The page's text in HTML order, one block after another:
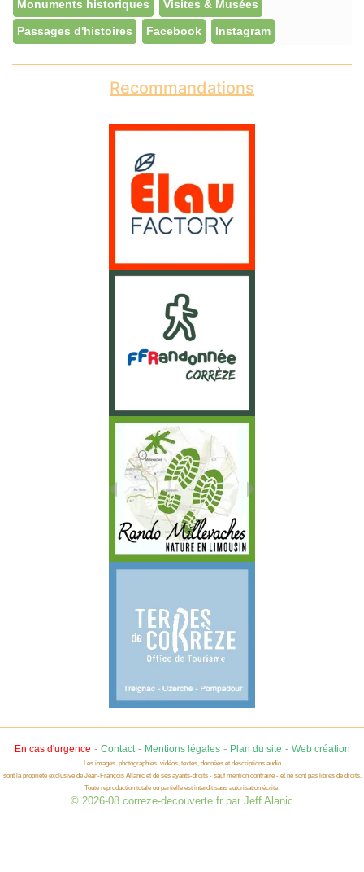
Monuments historiques Visites & Musées
Passages d'histoires Facebook Instagram
Recommandations
En cas d'urgence - Contact- Mentions légales- Plan du site - Web création
Les images, photographies, vidéos, textes, données et descriptions audio
sont la propriété exclusive de Jean-François Allanic et de ses ayants-droits - sauf mention contraire - et ne sont pas libres de droits.
Toute reproduction totale ou partielle est interdit sans autorisation écrite.
© 2026-08 correze-decouverte.fr par Jeff Alanic